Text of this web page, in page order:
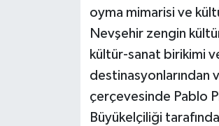
oyma mimarisi ve
Nevşehir zengin
kültür-sanat birikimi
destinasyonlarından
çerçevesinde Pablo
Büyükelçiliği